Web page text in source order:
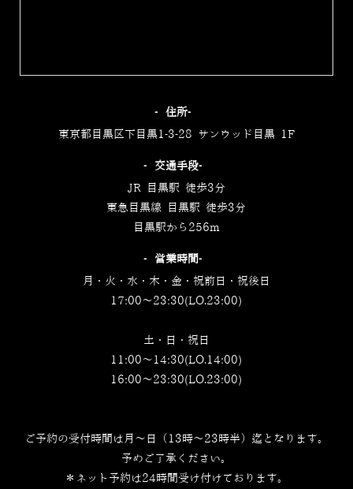
‐住所‐
東京都目黒区下目黒1-3-28 サンウッド目黒 1F
‐交通手段‐
JR 目黒駅 徒歩3分
東急目黒線 目黒駅 徒歩3分
目黒駅から256m
‐営業時間‐
月・火・水・木・金・祝前日・祝後日
17:00～23:30(LO.23:00)
土・日・祝日
11:00～14:30(LO.14:00)
16:00～23:30(LO.23:00)
ご予約の受付時間は月～日（13時～23時半）迄となります。
予めご了承ください。
＊ネット予約は24時間受け付けております。